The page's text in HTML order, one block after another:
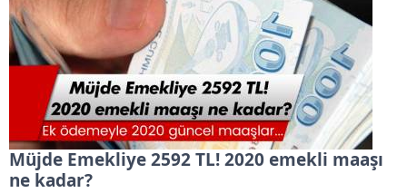
Müjde Emekliye 2592 TL! 2020 emekli maaşı
ne kadar?